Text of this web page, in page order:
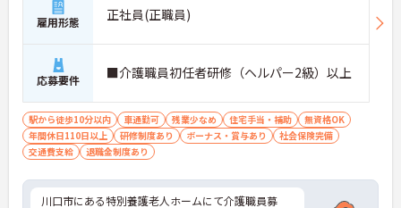
雇用形態 正社員(正職員)
応募要件 ■介護職員初任者研修（ヘルパー2級）以上
駅から徒歩10分以内 車通勤可 残業少なめ 住宅手当・補助
無資格OK
年間休日110日以上
研修制度あり ボーナス・賞与あり
社会保険完備
交通費支給
退職金制度あり
川口市にある特別養護老人ホームにて介護職員募